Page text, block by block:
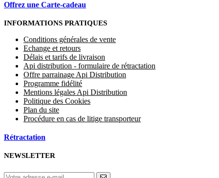
Offrez une Carte-cadeau
INFORMATIONS PRATIQUES
Conditions générales de vente
Echange et retours
Délais et tarifs de livraison
Api distribution - formulaire de rétractation
Offre parrainage Api Distribution
Programme fidélité
Mentions légales Api Distribution
Politique des Cookies
Plan du site
Procédure en cas de litige transporteur
Rétractation
NEWSLETTER